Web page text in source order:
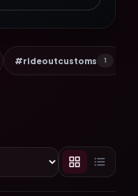
#rideoutcustoms 1